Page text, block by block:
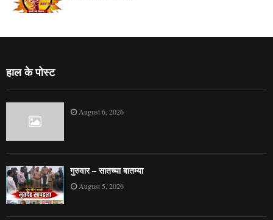
हाल के पोस्ट
August 6, 2026
गुरुवार – सातच्या बातम्या
August 5, 2026